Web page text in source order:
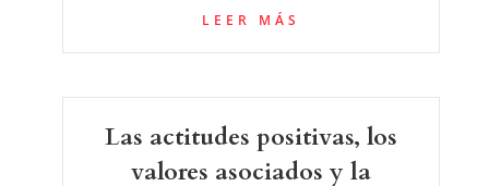
LEER MÁS
Las actitudes positivas, los
valores asociados y la